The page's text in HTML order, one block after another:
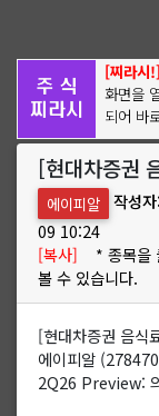
[찌라시
화면을
되어 바
[현대차증권
에이피알 작성
09 10:24
[복사] * 종목을
볼 수 있습니다.
[현대차증권 음식
에이피알
2Q26 Preview: